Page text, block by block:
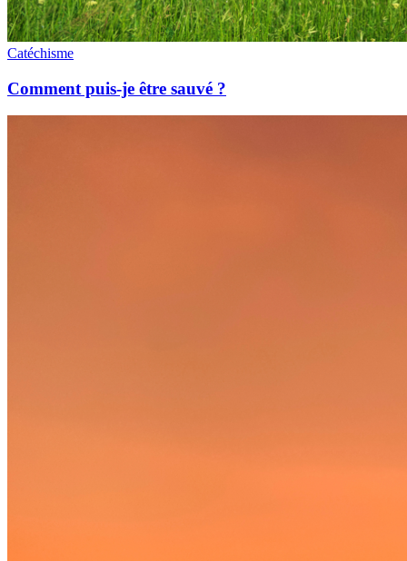
Catéchisme
Comment puis-je être sauvé ?